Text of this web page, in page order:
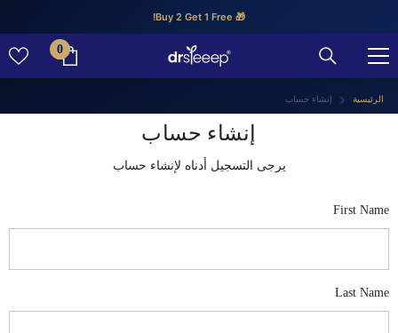
🎁 Buy 2 Get 1 Free!
0
0
الرئيسية إنشاء حساب
إنشاء حساب
يرجى التسجيل أدناه لإنشاء حساب
First Name
Last Name